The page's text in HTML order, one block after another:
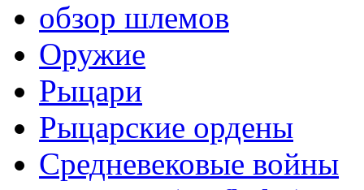
обзор шлемов
Оружие
Рыцари
Рыцарские ордены
Средневековые войны